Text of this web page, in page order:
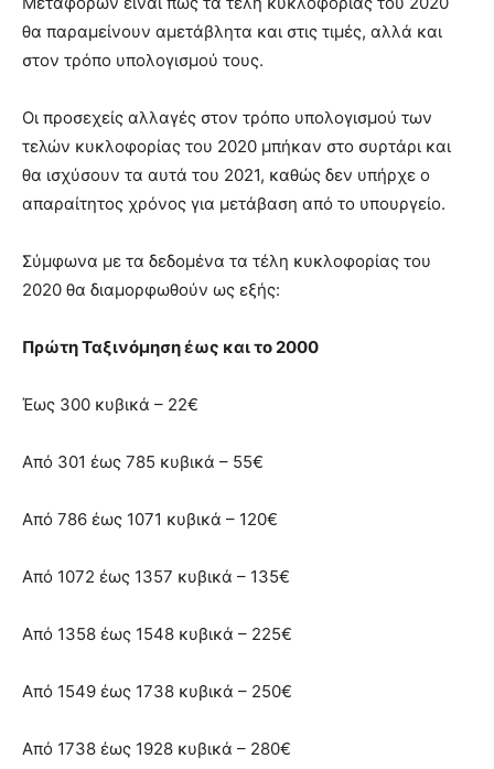
θα παραμείνουν αμετάβλητα και στις τιμές, αλλά και
στον τρόπο υπολογισμού τους.
Οι προσεχείς αλλαγές στον τρόπο υπολογισμού των
τελών κυκλοφορίας του 2020 μπήκαν στο συρτάρι και
θα ισχύσουν τα αυτά του 2021, καθώς δεν υπήρχε ο
απαραίτητος χρόνος για μετάβαση από το υπουργείο.
Σύμφωνα με τα δεδομένα τα τέλη κυκλοφορίας του
2020 θα διαμορφωθούν ως εξής:
Πρώτη Ταξινόμηση έως και το 2000
Έως 300 κυβικά – 22€
Από 301 έως 785 κυβικά – 55€
Από 786 έως 1071 κυβικά – 120€
Από 1072 έως 1357 κυβικά – 135€
Από 1358 έως 1548 κυβικά – 225€
Από 1549 έως 1738 κυβικά – 250€
Από 1738 έως 1928 κυβικά – 280€